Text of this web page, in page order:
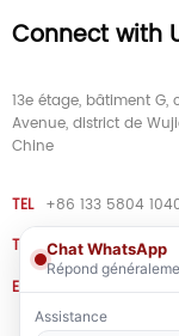
Connect with
13e étage, bâtiment G,
Avenue, district de
Chine
TEL +86 133 5804
TEL
+86 180 2130
E-MAIL
Chat WhatsApp
Répond
Assistance